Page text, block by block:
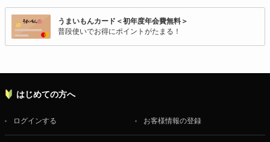
うまいもんカード＜初年度年会費無料＞
普段使いでお得にポイントがたまる！
はじめての方へ
ログインする お客様情報の登録